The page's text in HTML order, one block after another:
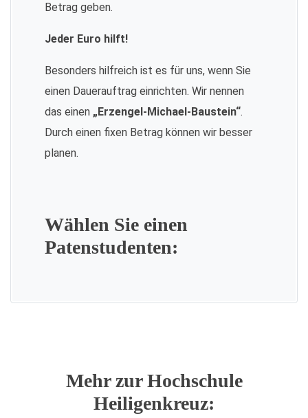
Betrag geben.
Jeder Euro hilft!
Besonders hilfreich ist es für uns, wenn Sie
einen Dauerauftrag einrichten. Wir nennen
das einen „Erzengel-Michael-Baustein“.
Durch einen fixen Betrag können wir besser
planen.
Wählen Sie einen
Patenstudenten:
Mehr zur Hochschule
Heiligenkreuz: